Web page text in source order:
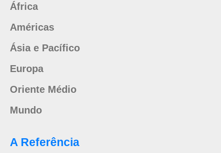
África
Américas
Ásia e Pacífico
Europa
Oriente Médio
Mundo
A Referência